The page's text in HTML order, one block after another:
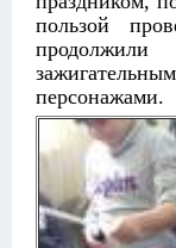
пользой
персонажами.